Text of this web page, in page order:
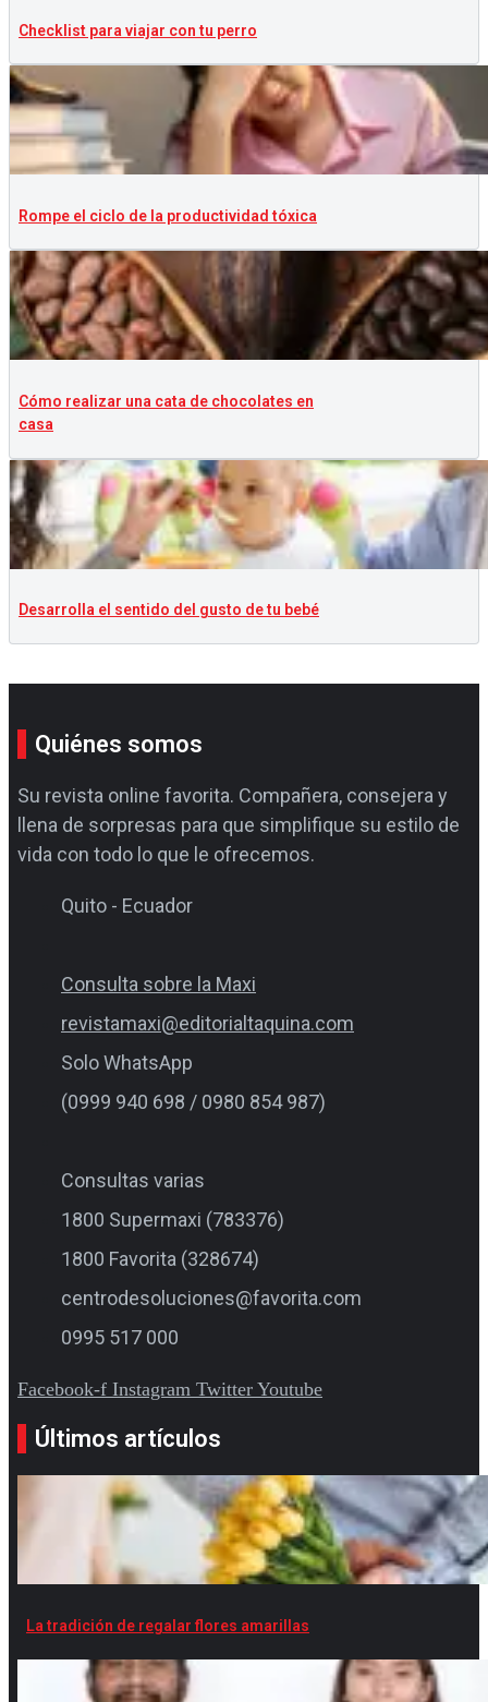
Checklist para viajar con tu perro
Rompe el ciclo de la productividad tóxica
Cómo realizar una cata de chocolates en
casa
Desarrolla el sentido del gusto de tu bebé
Quiénes somos
Su revista online favorita. Compañera, consejera y
llena de sorpresas para que simplifique su estilo de
vida con todo lo que le ofrecemos.
Quito - Ecuador
Consulta sobre la Maxi
revistamaxi@editorialtaquina.com
Solo WhatsApp
(0999 940 698 / 0980 854 987)
Consultas varias
1800 Supermaxi (783376)
1800 Favorita (328674)
centrodesoluciones@favorita.com
0995 517 000
Facebook-f Instagram Twitter Youtube
Últimos artículos
La tradición de regalar flores amarillas